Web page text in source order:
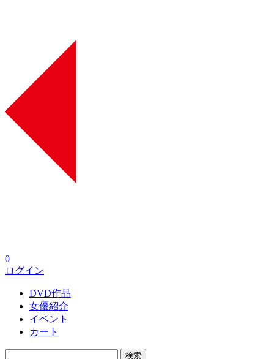
0
ログイン
DVD作品
女優紹介
イベント
カート